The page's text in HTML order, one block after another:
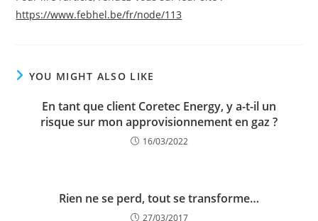
https://www.febhel.be/fr/node/113
YOU MIGHT ALSO LIKE
En tant que client Coretec Energy, y a-t-il un
risque sur mon approvisionnement en gaz ?
16/03/2022
Rien ne se perd, tout se transforme…
27/03/2017